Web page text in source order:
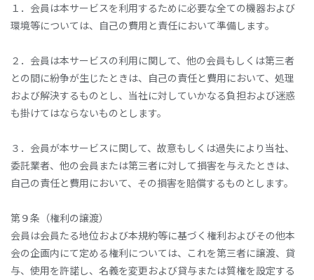
１．会員は本サービスを利用するために必要な全ての機器および
環境等については、自己の費用と責任において準備します。
２．会員は本サービスの利用に関して、他の会員もしくは第三者
との間に紛争が生じたときは、自己の責任と費用において、処理
および解決するものとし、当社に対していかなる負担および迷惑
も掛けてはならないものとします。
３．会員が本サービスに関して、故意もしくは過失により当社、
委託業者、他の会員または第三者に対して損害を与えたときは、
自己の責任と費用において、その損害を賠償するものとします。
第９条（権利の譲渡）
会員は会員たる地位および本規約等に基づく権利およびその他本
会の企画内にて定める権利については、これを第三者に譲渡、貸
与、使用を許諾し、名義を変更および貸与または質権を設定する